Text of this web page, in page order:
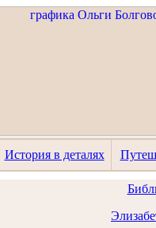
История в деталях